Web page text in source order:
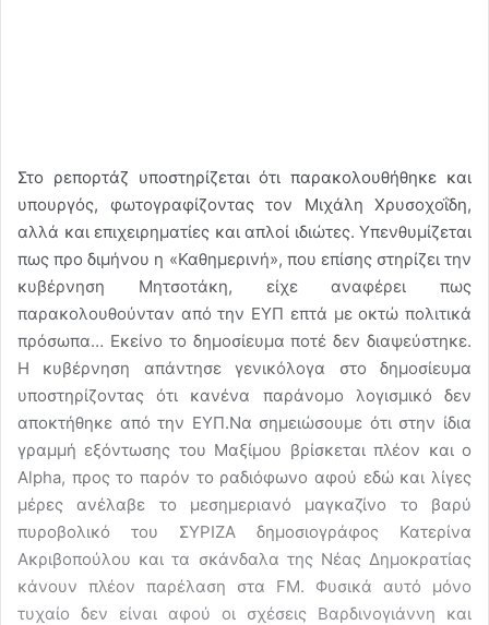
Στο ρεπορτάζ υποστηρίζεται ότι παρακολουθήθηκε και
υπουργός, φωτογραφίζοντας τον Μιχάλη Χρυσοχοΐδη,
αλλά και επιχειρηματίες και απλοί ιδιώτες. Υπενθυμίζεται
πως προ διμήνου η «Καθημερινή», που επίσης στηρίζει την
κυβέρνηση Μητσοτάκη, είχε αναφέρει πως
παρακολουθούνταν από την ΕΥΠ επτά με οκτώ πολιτικά
πρόσωπα… Εκείνο το δημοσίευμα ποτέ δεν διαψεύστηκε.
Η κυβέρνηση απάντησε γενικόλογα στο δημοσίευμα
υποστηρίζοντας ότι κανένα παράνομο λογισμικό δεν
αποκτήθηκε από την ΕΥΠ.Να σημειώσουμε ότι στην ίδια
γραμμή εξόντωσης του Μαξίμου βρίσκεται πλέον και ο
Alpha, προς το παρόν το ραδιόφωνο αφού εδώ και λίγες
μέρες ανέλαβε το μεσημεριανό μαγκαζίνο το βαρύ
πυροβολικό του ΣΥΡΙΖΑ δημοσιογράφος Κατερίνα
Ακριβοπούλου και τα σκάνδαλα της Νέας Δημοκρατίας
κάνουν πλέον παρέλαση στα FM. Φυσικά αυτό μόνο
τυχαίο δεν είναι αφού οι σχέσεις Βαρδινογιάννη και